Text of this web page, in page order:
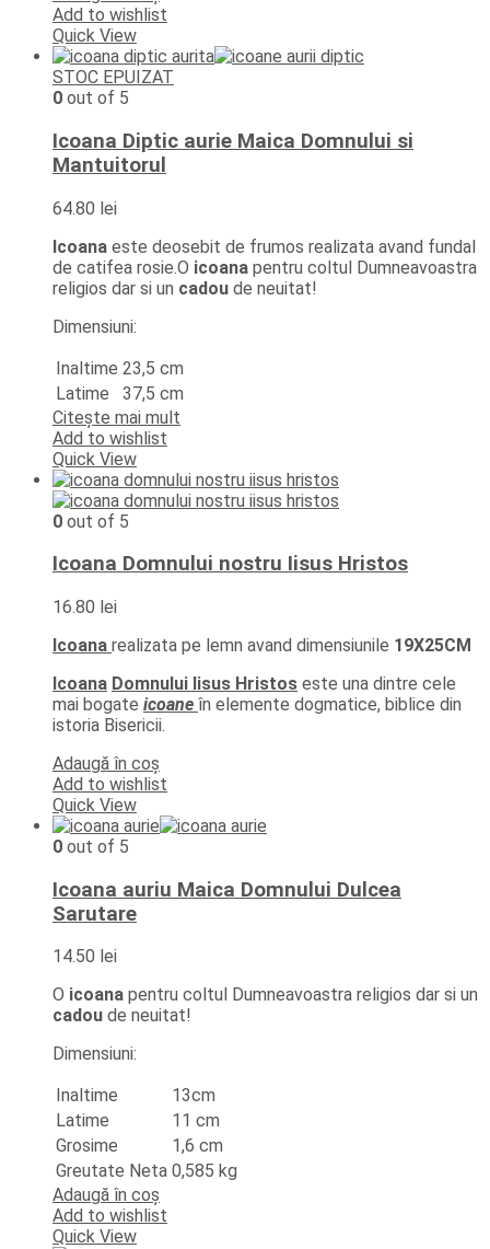
Add to wishlist
Quick View
STOC EPUIZAT
0 out of 5
Icoana Diptic aurie Maica Domnului si
Mantuitorul
64.80 lei
Icoana este deosebit de frumos realizata avand fundal
de catifea rosie.O icoana pentru coltul Dumneavoastra
religios dar si un cadou de neuitat!
Dimensiuni:
Inaltime 23,5 cm
Latime
37,5 cm
Citește mai mult
Add to wishlist
Quick View
0 out of 5
Icoana Domnului nostru Iisus Hristos
16.80 lei
Icoana realizata pe lemn avand dimensiunile 19X25CM
Icoana Domnului Iisus Hristos este una dintre cele
mai bogate icoane în elemente dogmatice, biblice din
istoria Bisericii.
Adaugă în coș
Add to wishlist
Quick View
0 out of 5
Icoana auriu Maica Domnului Dulcea
Sarutare
14.50 lei
O icoana pentru coltul Dumneavoastra religios dar si un
cadou de neuitat!
Dimensiuni:
Inaltime
13cm
Latime
11 cm
Grosime
1,6 cm
Greutate Neta 0,585 kg
Adaugă în coș
Add to wishlist
Quick View